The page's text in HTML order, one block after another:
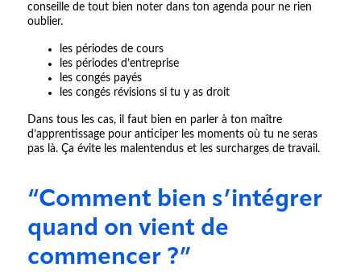
conseille de tout bien noter dans ton agenda pour ne rien
oublier.
les périodes de cours
les périodes d’entreprise
les congés payés
les congés révisions si tu y as droit
Dans tous les cas, il faut bien en parler à ton maître
d’apprentissage pour anticiper les moments où tu ne seras
pas là. Ça évite les malentendus et les surcharges de travail.
“Comment bien s’intégrer
quand on vient de
commencer ?”